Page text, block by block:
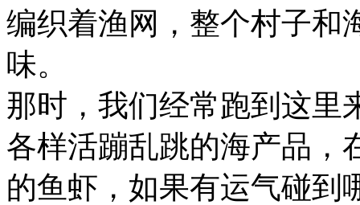
编织着渔网，整个村子和
味。
那时，我们经常跑到这里
各样活蹦乱跳的海产品，
的鱼虾，如果有运气碰到